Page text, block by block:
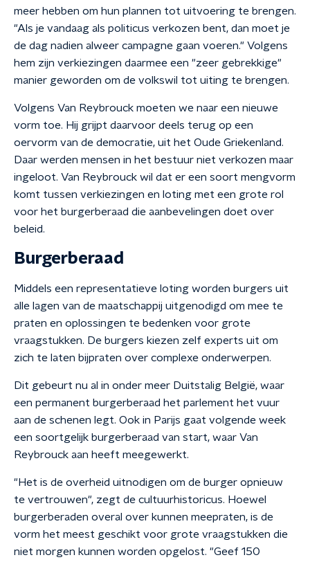
meer hebben om hun plannen tot uitvoering te brengen.
"Als je vandaag als politicus verkozen bent, dan moet je
de dag nadien alweer campagne gaan voeren." Volgens
hem zijn verkiezingen daarmee een "zeer gebrekkige"
manier geworden om de volkswil tot uiting te brengen.
Volgens Van Reybrouck moeten we naar een nieuwe
vorm toe. Hij grijpt daarvoor deels terug op een
oervorm van de democratie, uit het Oude Griekenland.
Daar werden mensen in het bestuur niet verkozen maar
ingeloot. Van Reybrouck wil dat er een soort mengvorm
komt tussen verkiezingen en loting met een grote rol
voor het burgerberaad die aanbevelingen doet over
beleid.
Burgerberaad
Middels een representatieve loting worden burgers uit
alle lagen van de maatschappij uitgenodigd om mee te
praten en oplossingen te bedenken voor grote
vraagstukken. De burgers kiezen zelf experts uit om
zich te laten bijpraten over complexe onderwerpen.
Dit gebeurt nu al in onder meer Duitstalig België, waar
een permanent burgerberaad het parlement het vuur
aan de schenen legt. Ook in Parijs gaat volgende week
een soortgelijk burgerberaad van start, waar Van
Reybrouck aan heeft meegewerkt.
"Het is de overheid uitnodigen om de burger opnieuw
te vertrouwen", zegt de cultuurhistoricus. Hoewel
burgerberaden overal over kunnen meepraten, is de
vorm het meest geschikt voor grote vraagstukken die
niet morgen kunnen worden opgelost. "Geef 150